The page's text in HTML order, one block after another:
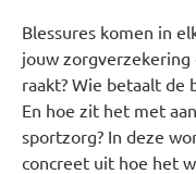
Blessures komen in
jouw
raakt? Wie betaalt de
En hoe zit het met
sportzorg? In deze
concreet uit hoe het